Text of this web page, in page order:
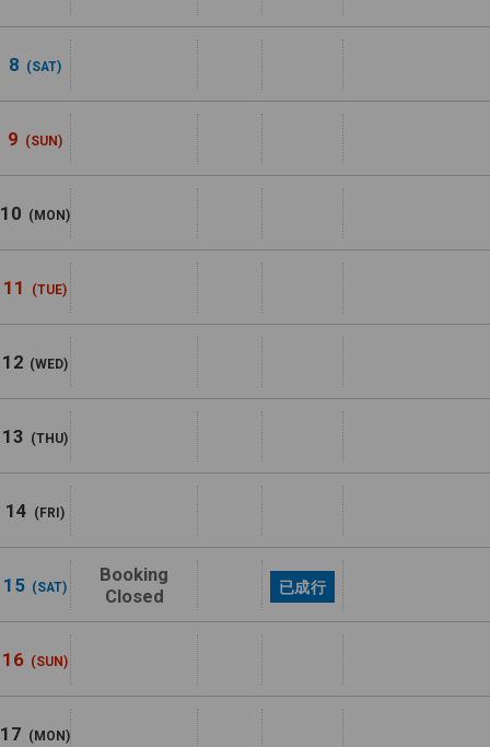
8 (SAT)
9 (SUN)
10 (MON)
11 (TUE)
12 (WED)
13 (THU)
14 (FRI)
15 (SAT)
Booking
Closed
已成行
16 (SUN)
17 (MON)